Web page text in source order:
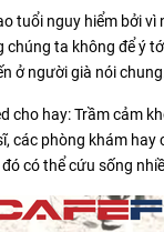
tuổi nguy hiểm bởi
chúng ta không để ý
ở người già nói
cho hay: Trầm cảm
các phòng khám
có thể cứu sống